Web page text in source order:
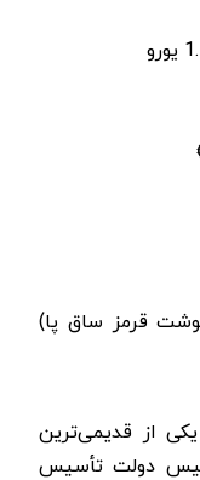
گوشت قرمز ساق پا)
یکی از قدیمی‌ترین
دولت تأسیس